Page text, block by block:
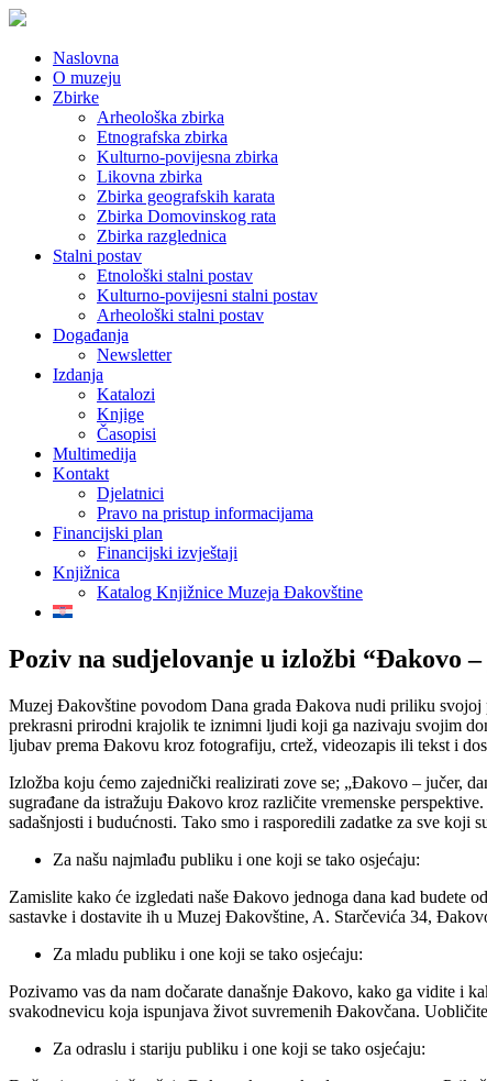
Naslovna
O muzeju
Zbirke
Arheološka zbirka
Etnografska zbirka
Kulturno-povijesna zbirka
Likovna zbirka
Zbirka geografskih karata
Zbirka Domovinskog rata
Zbirka razglednica
Stalni postav
Etnološki stalni postav
Kulturno-povijesni stalni postav
Arheološki stalni postav
Događanja
Newsletter
Izdanja
Katalozi
Knjige
Časopisi
Multimedija
Kontakt
Djelatnici
Pravo na pristup informacijama
Financijski plan
Financijski izvještaji
Knjižnica
Katalog Knjižnice Muzeja Đakovštine
Poziv na sudjelovanje u izložbi “Đakovo
Muzej Đakovštine povodom Dana grada Đakova nudi priliku svojoj
prekrasni prirodni krajolik te iznimni ljudi koji ga nazivaju svojim
ljubav prema Đakovu kroz fotografiju, crtež, videozapis ili tekst i
Izložba koju ćemo zajednički realizirati zove se; „Đakovo – jučer,
sugrađane da istražuju Đakovo kroz različite vremenske
sadašnjosti i budućnosti. Tako smo i rasporedili zadatke za sve koji
Za našu najmlađu publiku i one koji se tako osjećaju:
Zamislite kako će izgledati naše Đakovo jednoga dana kad budete
sastavke i dostavite ih u Muzej Đakovštine, A. Starčevića 34,
Za mladu publiku i one koji se tako osjećaju:
Pozivamo vas da nam dočarate današnje Đakovo, kako ga vidite i
svakodnevicu koja ispunjava život suvremenih Đakovčana.
Za odraslu i stariju publiku i one koji se tako osjećaju: